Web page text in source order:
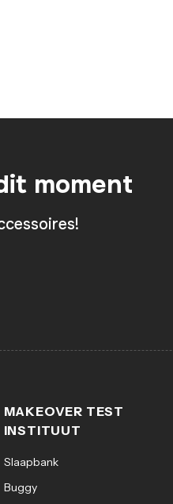
moment
MAKEOVER TEST
INSTITUUT
Slaapbank
Buggy